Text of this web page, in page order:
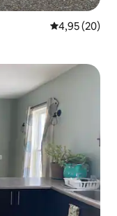
Gemiddelde
4,95 (20)